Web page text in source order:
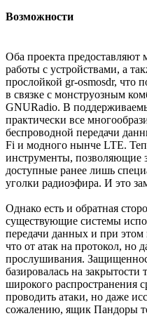
Возможности
Оба проекта
работы с устройствами, а
прослойкой gr-osmosdr, что
в связке с монструозным
GNURadio. В
практически все
беспроводной передачи
Fi и модного нынче LTE.
инструменты, позволяющие
доступные ранее лишь
уголки радиоэфира. И это
Однако есть и обратная
существующие системы
передачи данных и при
что от атак на протокол, но
прослушивания.
базировалась на закрытости
широкого распространения
проводить атаки, но даже
сожалению, ящик Пандоры